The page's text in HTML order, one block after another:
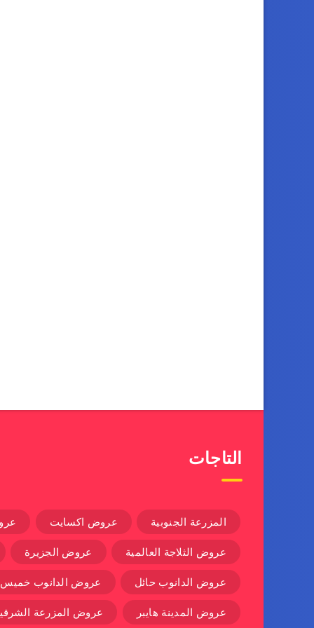
التاجات
المزرعة الجنوبية عروض اكسايت
عروض الثلاجة العالمية عروض الجزيرة
عروض الدانوب حائل عروض الدانوب
عروض المدينة هايبر عروض المزرعة